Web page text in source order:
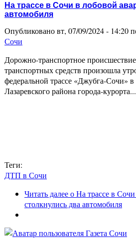
На трассе в Сочи в лобовой
автомобиля
Опубликовано вт, 07/09/2024 - 14:20
Сочи
Дорожно-транспортное
транспортных средств произошла
федеральной трассе «Джубга-Сочи»
Лазаревского района города-курорта...
Теги:
ДТП в Сочи
Читать далеео На трассе в
столкнулись два автомобиля